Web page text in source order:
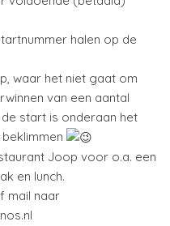
halen op de
waar het niet gaat om
van een aantal
start is onderaan het
Joop voor o.a. een
en lunch.
mail naar